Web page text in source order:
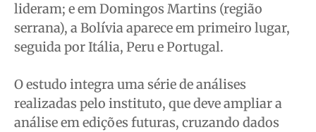
lideram; e em Domingos Martins (região
serrana), a Bolívia aparece em primeiro lugar,
seguida por Itália, Peru e Portugal.
O estudo integra uma série de análises
realizadas pelo instituto, que deve ampliar a
análise em edições futuras, cruzando dados